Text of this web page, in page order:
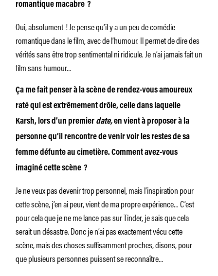
romantique macabre ?
Oui, absolument ! Je pense qu’il y a un peu de comédie
romantique dans le film, avec de l’humour. Il permet de dire des
vérités sans être trop sentimental ni ridicule. Je n’ai jamais fait un
film sans humour…
Ça me fait penser à la scène de rendez-vous amoureux
raté qui est extrêmement drôle, celle dans laquelle
Karsh, lors d’un premier date,en vient à proposer à la
personne qu’il rencontre de venir voir les restes de sa
femme défunte au cimetière. Comment avez-vous
imaginé cette scène ?
Je ne veux pas devenir trop personnel, mais l’inspiration pour
cette scène, j’en ai peur, vient de ma propre expérience… C’est
pour cela que je ne me lance pas sur Tinder, je sais que cela
serait un désastre. Donc je n’ai pas exactement vécu cette
scène, mais des choses suffisamment proches, disons, pour
que plusieurs personnes puissent se reconnaître…